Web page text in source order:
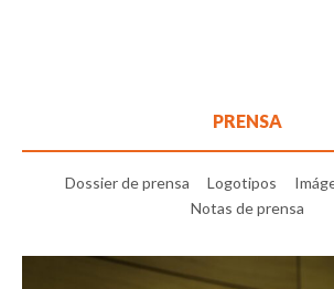
PRENSA
Dossier de prensa Logotipos
Notas de prensa